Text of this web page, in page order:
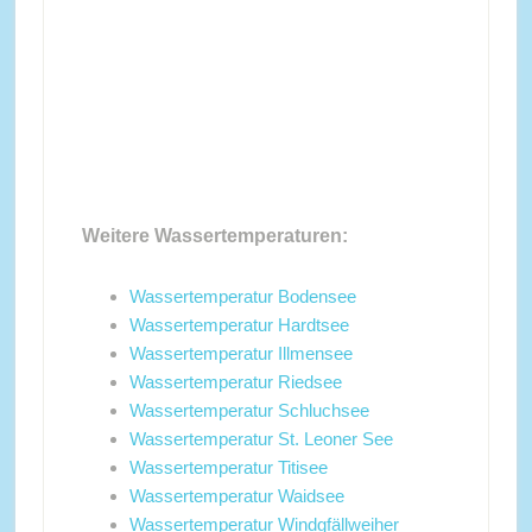
Weitere Wassertemperaturen:
Wassertemperatur Bodensee
Wassertemperatur Hardtsee
Wassertemperatur Illmensee
Wassertemperatur Riedsee
Wassertemperatur Schluchsee
Wassertemperatur St. Leoner See
Wassertemperatur Titisee
Wassertemperatur Waidsee
Wassertemperatur Windgfällweiher